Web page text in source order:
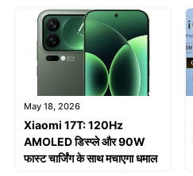
May 18, 2026
Xiaomi 17T: 120Hz
AMOLED डिस्प्ले और 90W
फास्ट चार्जिंग के साथ मचाएगा धमाल